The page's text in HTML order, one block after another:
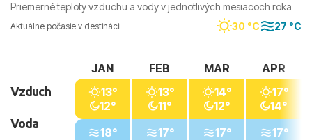
Priemerné teploty vzduchu a vody v jednotlivých mesiacoch roka
Aktuálne počasie v destinácii 30 °C 27 °C
Vzduch
Voda
JAN
13°
12°
18°
FEB
13°
11°
17°
MAR
14°
12°
17°
APR
17°
14°
17°